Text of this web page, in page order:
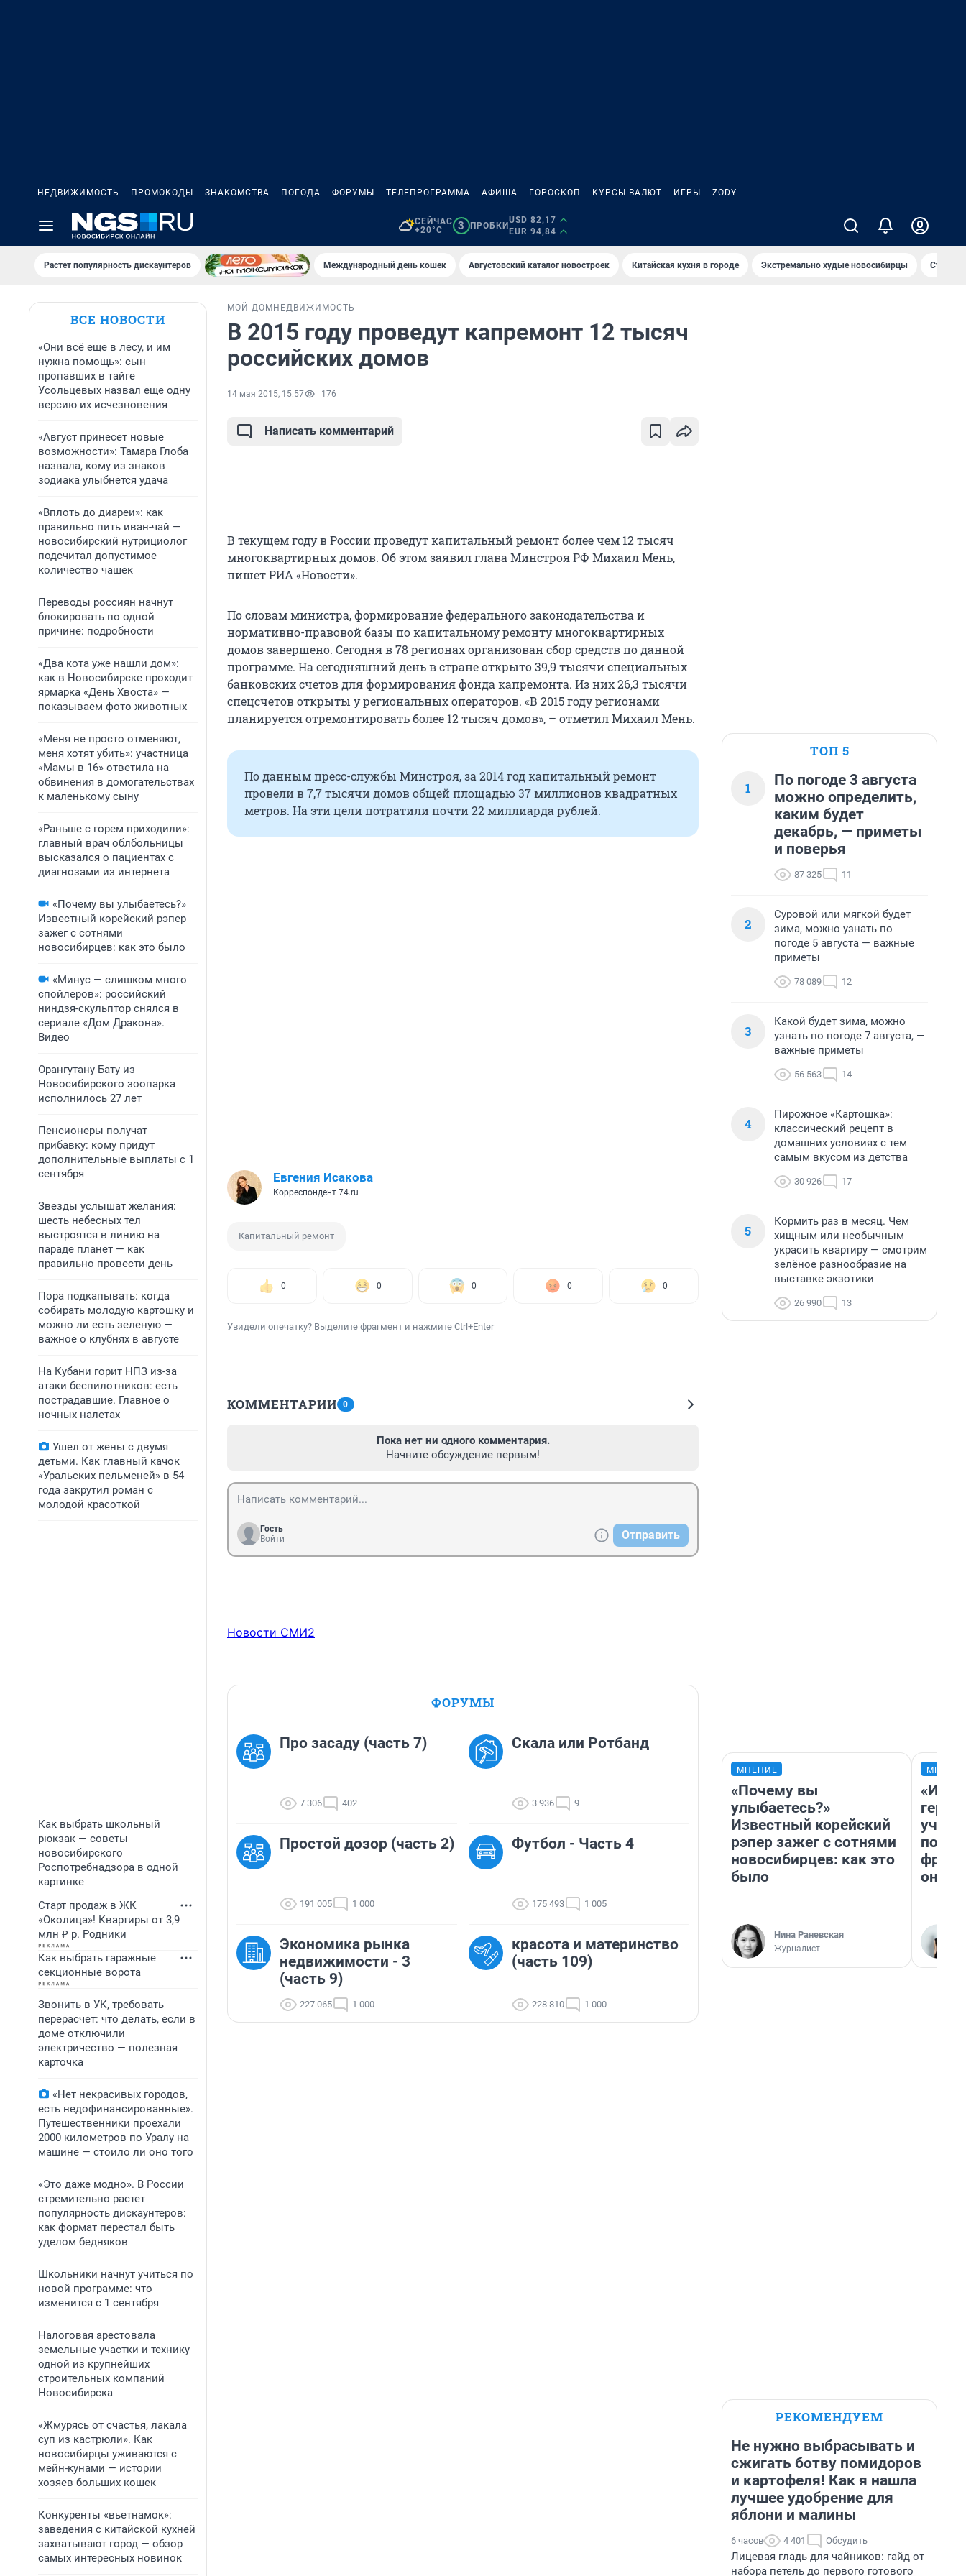
НЕДВИЖИМОСТЬ ПРОМОКОДЫ ЗНАКОМСТВА ПОГОДА ФОРУМЫ ТЕЛЕПРОГРАММА АФИША ГОРОСКОП КУРСЫ ВАЛЮТ ИГРЫ ZODY
СЕЙЧАС
+20°C
3 ПРОБКИ
USD 82,17
EUR 94,84
Растет популярность дискаунтеров Международный день кошек Августовский каталог новостроек Китайская кухня в городе Экстремально худые новосибирцы Старт
ВСЕ НОВОСТИ
«Они всё еще в лесу, и им
нужна помощь»: сын
пропавших в тайге
Усольцевых назвал еще одну
версию их исчезновения
«Август принесет новые
возможности»: Тамара Глоба
назвала, кому из знаков
зодиака улыбнется удача
«Вплоть до диареи»: как
правильно пить иван-чай —
новосибирский нутрициолог
подсчитал допустимое
количество чашек
Переводы россиян начнут
блокировать по одной
причине: подробности
«Два кота уже нашли дом»:
как в Новосибирске проходит
ярмарка «День Хвоста» —
показываем фото животных
«Меня не просто отменяют,
меня хотят убить»: участница
«Мамы в 16» ответила на
обвинения в домогательствах
к маленькому сыну
«Раньше с горем приходили»:
главный врач облбольницы
высказался о пациентах с
диагнозами из интернета
«Почему вы улыбаетесь?»
Известный корейский рэпер
зажег с сотнями
новосибирцев: как это было
«Минус — слишком много
спойлеров»: российский
ниндзя-скульптор снялся в
сериале «Дом Дракона».
Видео
Орангутану Бату из
Новосибирского зоопарка
исполнилось 27 лет
Пенсионеры получат
прибавку: кому придут
дополнительные выплаты с 1
сентября
Звезды услышат желания:
шесть небесных тел
выстроятся в линию на
параде планет — как
правильно провести день
Пора подкапывать: когда
собирать молодую картошку и
можно ли есть зеленую —
важное о клубнях в августе
На Кубани горит НПЗ из-за
атаки беспилотников: есть
пострадавшие. Главное о
ночных налетах
Ушел от жены с двумя
детьми. Как главный качок
«Уральских пельменей» в 54
года закрутил роман с
молодой красоткой
Как выбрать школьный
рюкзак — советы
новосибирского
Роспотребнадзора в одной
картинке
Старт продаж в ЖК
«Околица»! Квартиры от 3,9
млн ₽ р. Родники
Как выбрать гаражные
секционные ворота
Звонить в УК, требовать
перерасчет: что делать, если в
доме отключили
электричество — полезная
карточка
«Нет некрасивых городов,
есть недофинансированные».
Путешественники проехали
2000 километров по Уралу на
машине — стоило ли оно того
«Это даже модно». В России
стремительно растет
популярность дискаунтеров:
как формат перестал быть
уделом бедняков
Школьники начнут учиться по
новой программе: что
изменится с 1 сентября
Налоговая арестовала
земельные участки и технику
одной из крупнейших
строительных компаний
Новосибирска
«Жмурясь от счастья, лакала
суп из кастрюли». Как
новосибирцы уживаются с
мейн-кунами — истории
хозяев больших кошек
Конкуренты «вьетнамок»:
заведения с китайской кухней
захватывают город — обзор
самых интересных новинок
МОЙ ДОМ НЕДВИЖИМОСТЬ
В 2015 году проведут капремонт 12 тысяч
российских домов
14 мая 2015, 15:57 176
Написать комментарий
В текущем году в России проведут капитальный ремонт более чем 12 тысяч
многоквартирных домов. Об этом заявил глава Минстроя РФ Михаил Мень,
пишет РИА «Новости».
По словам министра, формирование федерального законодательства и
нормативно-правовой базы по капитальному ремонту многоквартирных
домов завершено. Сегодня в 78 регионах организован сбор средств по данной
программе. На сегодняшний день в стране открыто 39,9 тысячи специальных
банковских счетов для формирования фонда капремонта. Из них 26,3 тысячи
спецсчетов открыты у региональных операторов. «В 2015 году регионами
планируется отремонтировать более 12 тысяч домов», – отметил Михаил Мень.
По данным пресс-службы Минстроя, за 2014 год капитальный ремонт
провели в 7,7 тысячи домов общей площадью 37 миллионов квадратных
метров. На эти цели потратили почти 22 миллиарда рублей.
Евгения Исакова
Корреспондент 74.ru
Капитальный ремонт
0 0 0 0 0
Увидели опечатку? Выделите фрагмент и нажмите Ctrl+Enter
КОММЕНТАРИИ 0
Пока нет ни одного комментария.
Начните обсуждение первым!
Гость
Войти
Отправить
Новости СМИ2
ФОРУМЫ
Про засаду (часть 7)
7 306 402
Скала или Ротбанд
3 936 9
Простой дозор (часть 2)
191 005 1 000
Футбол - Часть 4
175 493 1 005
Экономика рынка
недвижимости - 3
(часть 9)
227 065 1 000
красота и материнство
(часть 109)
228 810 1 000
ТОП 5
1
По погоде 3 августа
можно определить,
каким будет
декабрь, — приметы
и поверья
87 325 11
2
Суровой или мягкой будет
зима, можно узнать по
погоде 5 августа — важные
приметы
78 089 12
3
Какой будет зима, можно
узнать по погоде 7 августа, —
важные приметы
56 563 14
4
Пирожное «Картошка»:
классический рецепт в
домашних условиях с тем
самым вкусом из детства
30 926 17
5
Кормить раз в месяц. Чем
хищным или необычным
украсить квартиру — смотрим
зелёное разнообразие на
выставке экзотики
26 990 13
МНЕНИЕ
«Почему вы
улыбаетесь?»
Известный корейский
рэпер зажег с сотнями
новосибирцев: как это
было
Нина Раневская
Журналист
учит
она
РЕКОМЕНДУЕМ
Не нужно выбрасывать и
сжигать ботву помидоров
и картофеля! Как я нашла
лучшее удобрение для
яблони и малины
6 часов 4 401 Обсудить
Лицевая гладь для чайников: гайд от
набора петель до первого готового